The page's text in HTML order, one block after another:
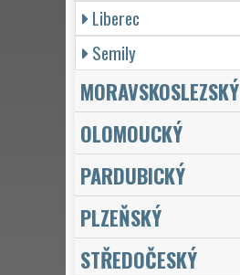
Liberec
Semily
MORAVSKOSLEZSKÝ
OLOMOUCKÝ
PARDUBICKÝ
PLZEŇSKÝ
STŘEDOČESKÝ